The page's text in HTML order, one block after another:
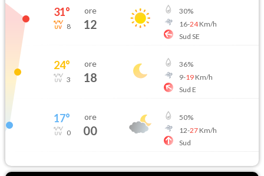
31°
8
ore
12
30%
16-24Km/h
Sud SE
24°
3
ore
18
36%
9-19Km/h
Sud E
17°
0
ore
00
50%
12-27Km/h
Sud